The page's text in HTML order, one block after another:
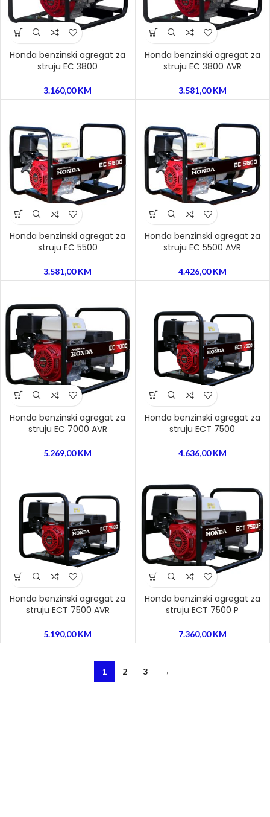
Honda benzinski agregat za
struju EC 3800
3.160,00KM
Honda benzinski agregat za
struju EC 3800 AVR
3.581,00KM
Honda benzinski agregat za
struju EC 5500
3.581,00KM
Honda benzinski agregat za
struju EC 5500 AVR
4.426,00KM
Honda benzinski agregat za
struju EC 7000 AVR
5.269,00KM
Honda benzinski agregat za
struju ECT 7500
4.636,00KM
Honda benzinski agregat za
struju ECT 7500 AVR
5.190,00KM
Honda benzinski agregat za
struju ECT 7500 P
7.360,00KM
1 2 3 →